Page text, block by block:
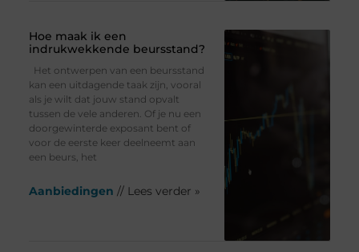
Hoe maak ik een
indrukwekkende beursstand?
Het ontwerpen van een beursstand
kan een uitdagende taak zijn, vooral
als je wilt dat jouw stand opvalt
tussen de vele anderen. Of je nu een
doorgewinterde exposant bent of
voor de eerste keer deelneemt aan
een beurs, het
Aanbiedingen // Lees verder »